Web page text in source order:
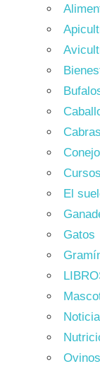
Cabras
Cursos
El
Gatos
Ovinos